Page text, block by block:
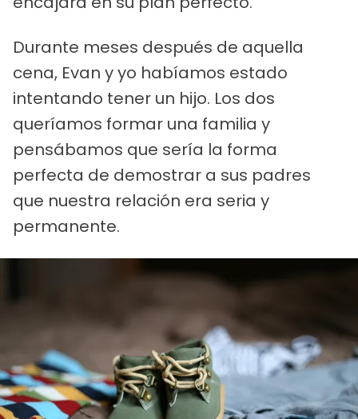
Durante meses después de aquella
cena, Evan y yo habíamos estado
intentando tener un hijo. Los dos
queríamos formar una familia y
pensábamos que sería la forma
perfecta de demostrar a sus padres
que nuestra relación era seria y
permanente.